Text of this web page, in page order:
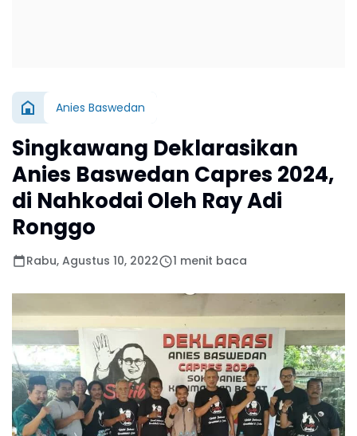
Anies Baswedan
Singkawang Deklarasikan
Anies Baswedan Capres 2024,
di Nahkodai Oleh Ray Adi
Ronggo
Rabu, Agustus 10, 2022 1 menit baca